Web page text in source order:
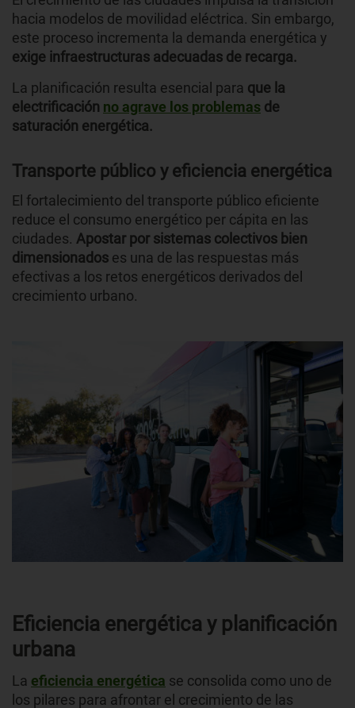
hacia modelos de movilidad eléctrica. Sin embargo,
este proceso incrementa la demanda energética y
exige infraestructuras adecuadas de recarga.
La planificación resulta esencial para que la
electrificación no agrave los problemas de
saturación energética.
Transporte público y eficiencia energética
El fortalecimiento del transporte público eficiente
reduce el consumo energético per cápita en las
ciudades. Apostar por sistemas colectivos bien
dimensionados es una de las respuestas más
efectivas a los retos energéticos derivados del
crecimiento urbano.
Eficiencia energética y planificación
urbana
La eficiencia energética se consolida como uno de
los pilares para afrontar el crecimiento de las